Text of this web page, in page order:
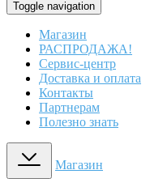
Toggle navigation
Магазин
РАСПРОДАЖА!
Сервис-центр
Доставка и оплата
Контакты
Партнерам
Полезно знать
Магазин